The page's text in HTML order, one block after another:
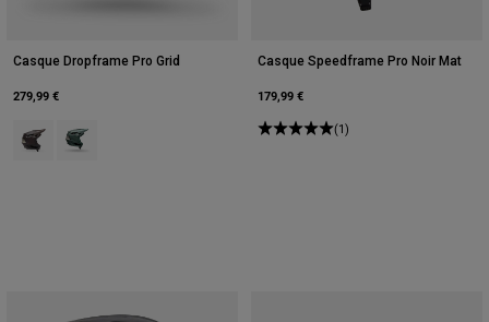
Casque Dropframe Pro Grid
279,99 €
Product swatch type of Marron Cacao.
Product swatch type of Vert sauge.
Casque Speedframe Pro Noir Mat
179,99 €
(1)